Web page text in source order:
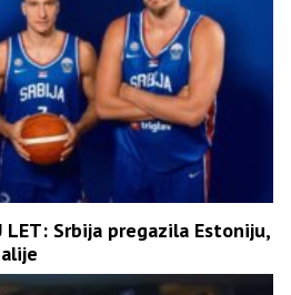
LET: Srbija pregazila Estoniju,